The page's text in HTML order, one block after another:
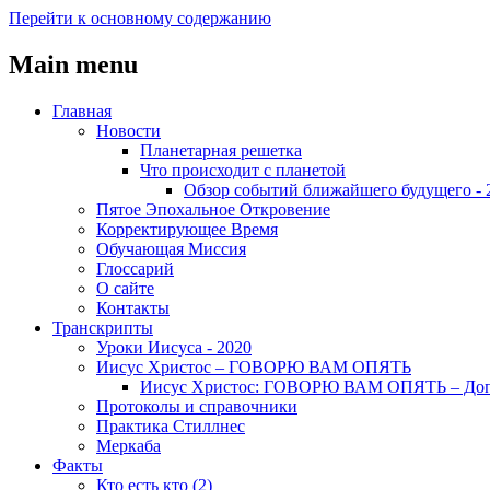
Перейти к основному содержанию
Main menu
Главная
Новости
Планетарная решетка
Что происходит с планетой
Обзор событий ближайшего будущего -
Пятое Эпохальное Откровение
Корректирующее Время
Обучающая Миссия
Глоссарий
О сайте
Контакты
Транскрипты
Уроки Иисуса - 2020
Иисус Христос – ГОВОРЮ ВАМ ОПЯТЬ
Иисус Христос: ГОВОРЮ ВАМ ОПЯТЬ –
Протоколы и справочники
Практика Стиллнес
Меркаба
Факты
Кто есть кто (2)